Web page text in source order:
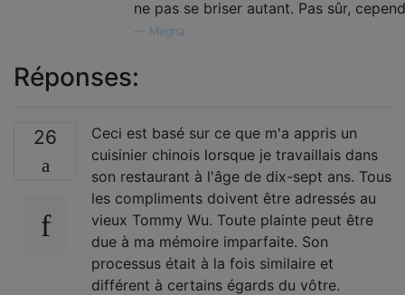
ne pas se briser autant. Pas sûr,
Megha
Réponses:
26
Ceci est basé sur ce que m'a appris un
cuisinier chinois lorsque je travaillais dans
son restaurant à l'âge de dix-sept ans. Tous
les compliments doivent être adressés au
vieux Tommy Wu. Toute plainte peut être
due à ma mémoire imparfaite. Son
processus était à la fois similaire et
différent à certains égards du vôtre.